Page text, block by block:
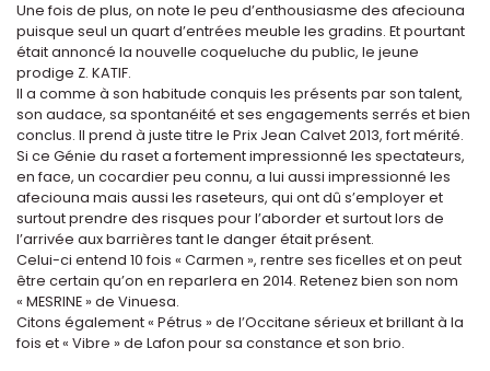
Une fois de plus, on note le peu d’enthousiasme des afeciouna
puisque seul un quart d’entrées meuble les gradins. Et pourtant
était annoncé la nouvelle coqueluche du public, le jeune
prodige Z. KATIF.
Il a comme à son habitude conquis les présents par son talent,
son audace, sa spontanéité et ses engagements serrés et bien
conclus. Il prend à juste titre le Prix Jean Calvet 2013, fort mérité.
Si ce Génie du raset a fortement impressionné les spectateurs,
en face, un cocardier peu connu, a lui aussi impressionné les
afeciouna mais aussi les raseteurs, qui ont dû s’employer et
surtout prendre des risques pour l’aborder et surtout lors de
l’arrivée aux barrières tant le danger était présent.
Celui-ci entend 10 fois « Carmen », rentre ses ficelles et on peut
être certain qu’on en reparlera en 2014. Retenez bien son nom
« MESRINE » de Vinuesa.
Citons également « Pétrus » de l’Occitane sérieux et brillant à la
fois et « Vibre » de Lafon pour sa constance et son brio.